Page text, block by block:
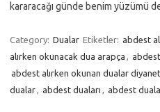
kararacağı günde benim yüzümü
Category: Dualar Etiketler: abdest
alırken okunacak dua arapça ,
abdest alırken okunan dualar diyanet
dualar, abdest duaları , abdest